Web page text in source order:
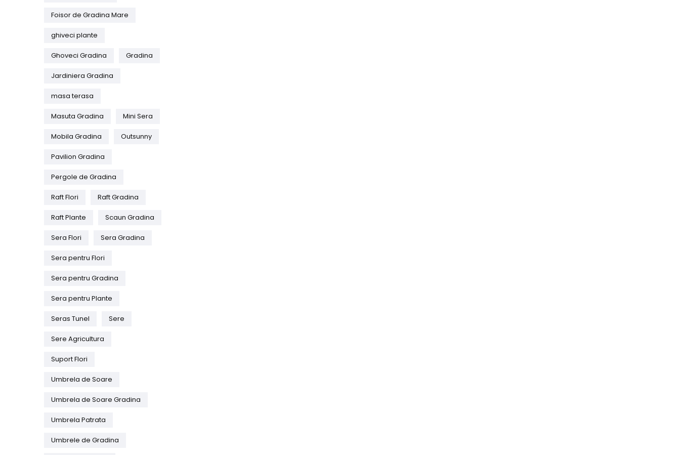
Foisor de Gradina Mare
ghiveci plante
Ghoveci Gradina Gradina
Jardiniera Gradina
masa terasa
Masuta Gradina Mini Sera
Mobila Gradina Outsunny
Pavilion Gradina
Pergole de Gradina
Raft Flori Raft Gradina
Raft Plante Scaun Gradina
Sera Flori Sera Gradina
Sera pentru Flori
Sera pentru Gradina
Sera pentru Plante
Seras Tunel Sere
Sere Agricultura
Suport Flori
Umbrela de Soare
Umbrela de Soare Gradina
Umbrela Patrata
Umbrele de Gradina